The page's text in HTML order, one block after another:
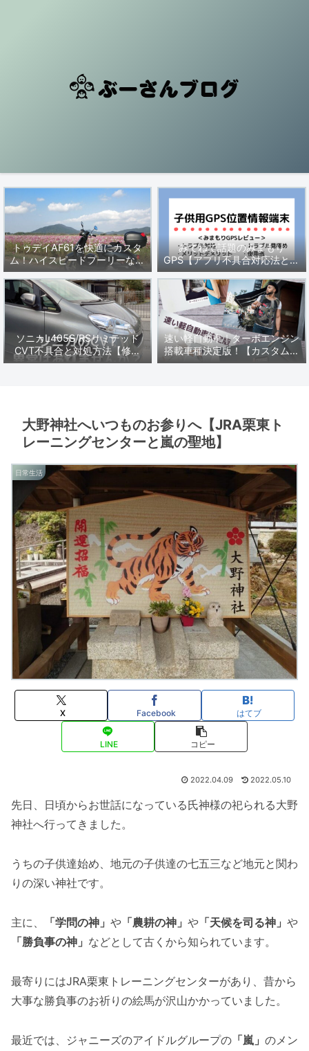
トゥデイAF61を快適にカスタ
ム！ハイスピードプーリーなど
セッティングを解説
みてねで話題のみまもり
GPS【アプリ不具合対応法と製
品レビュー・動かない時の対処
法】
ソニカL405S/RSリミテッド
CVT不具合と対処方法【修理
編】
速い軽自動車｜ターボエンジン
搭載車種決定版！【カスタムに
オススメ軽スポーツ】
大野神社へいつものお参りへ【JRA栗東ト
レーニングセンターと嵐の聖地】
日常生活
X Facebook はてブ
LINE コピー
2022.04.09 2022.05.10
先日、日頃からお世話になっている氏神様の祀られる大野
神社へ行ってきました。
うちの子供達始め、地元の子供達の七五三など地元と関わ
りの深い神社です。
主に、 「学問の神」 や 「農耕の神」 や 「天候を司る神」 や
「勝負事の神」 などとして古くから知られています。
最寄りにはJRA栗東トレーニングセンターがあり、昔から
大事な勝負事のお祈りの絵馬が沢山かかっていました。
最近では、ジャニーズのアイドルグループの 「嵐」 のメン